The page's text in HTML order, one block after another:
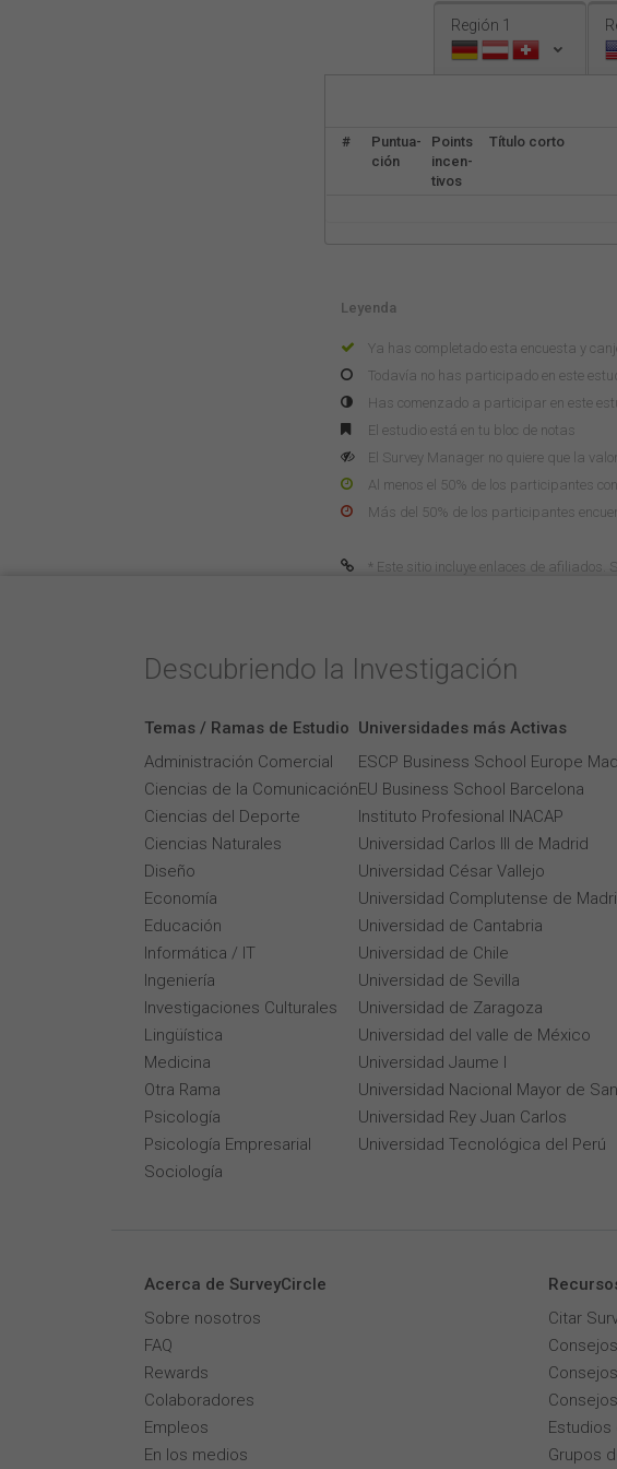
Región 1
#
Puntua-
ción
Points
incen-
tivos
Título corto
Leyenda
Ya has completado esta encuesta y
Todavía no has participado en este
Has comenzado a participar en este
El estudio está en tu bloc de notas
El Survey Manager no quiere que la
Al menos el 50% de los participantes
Más del 50% de los participantes
* Este sitio incluye enlaces de
Descubriendo la Investigación
Temas / Ramas de Estudio
Administración Comercial
Ciencias de la Comunicación
Ciencias del Deporte
Ciencias Naturales
Diseño
Economía
Educación
Informática / IT
Ingeniería
Investigaciones Culturales
Lingüística
Medicina
Otra Rama
Psicología
Psicología Empresarial
Sociología
Universidades más Activas
ESCP Business School Europe
EU Business School Barcelona
Instituto Profesional INACAP
Universidad Carlos III de Madrid
Universidad César Vallejo
Universidad Complutense de
Universidad de Cantabria
Universidad de Chile
Universidad de Sevilla
Universidad de Zaragoza
Universidad del valle de México
Universidad Jaume I
Universidad Nacional Mayor de
Universidad Rey Juan Carlos
Universidad Tecnológica del Perú
Acerca de SurveyCircle
Sobre nosotros
FAQ
Rewards
Colaboradores
Empleos
En los medios
Citar
Grupos